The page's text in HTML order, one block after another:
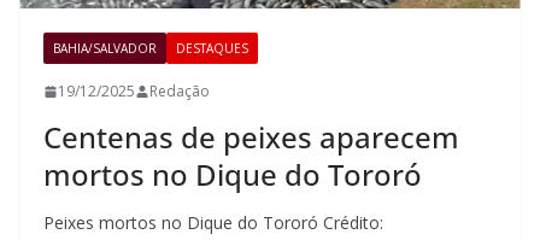
BAHIA/SALVADOR DESTAQUES
19/12/2025 Redação
Centenas de peixes aparecem
mortos no Dique do Tororó
Peixes mortos no Dique do Tororó Crédito: